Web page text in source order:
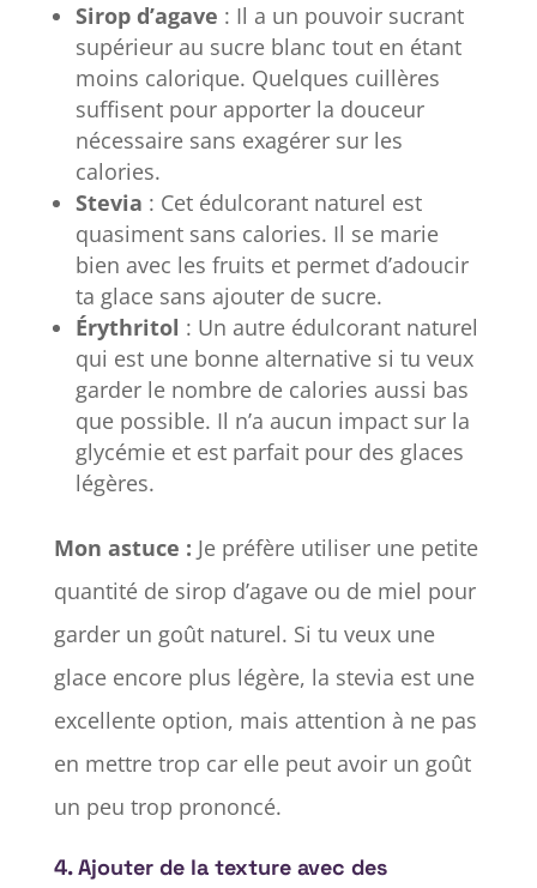
Sirop d’agave : Il a un pouvoir sucrant
supérieur au sucre blanc tout en étant
moins calorique. Quelques cuillères
suffisent pour apporter la douceur
nécessaire sans exagérer sur les
calories.
Stevia : Cet édulcorant naturel est
quasiment sans calories. Il se marie
bien avec les fruits et permet d’adoucir
ta glace sans ajouter de sucre.
Érythritol : Un autre édulcorant naturel
qui est une bonne alternative si tu veux
garder le nombre de calories aussi bas
que possible. Il n’a aucun impact sur la
glycémie et est parfait pour des glaces
légères.
Mon astuce : Je préfère utiliser une petite
quantité de sirop d’agave ou de miel pour
garder un goût naturel. Si tu veux une
glace encore plus légère, la stevia est une
excellente option, mais attention à ne pas
en mettre trop car elle peut avoir un goût
un peu trop prononcé.
4.Ajouter de la texture avec des